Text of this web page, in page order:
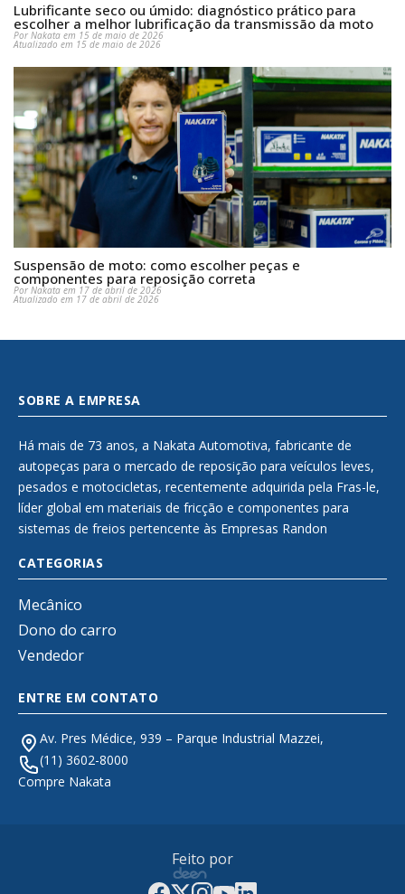
Lubrificante seco ou úmido: diagnóstico prático para
escolher a melhor lubrificação da transmissão da moto
Por Nakata em 15 de maio de 2026
Atualizado em 15 de maio de 2026
Suspensão de moto: como escolher peças e
componentes para reposição correta
Por Nakata em 17 de abril de 2026
Atualizado em 17 de abril de 2026
SOBRE A EMPRESA
Há mais de 73 anos, a Nakata Automotiva, fabricante de
autopeças para o mercado de reposição para veículos leves,
pesados e motocicletas, recentemente adquirida pela Fras-le,
líder global em materiais de fricção e componentes para
sistemas de freios pertencente às Empresas Randon
CATEGORIAS
Mecânico
Dono do carro
Vendedor
ENTRE EM CONTATO
Av. Pres Médice, 939 – Parque Industrial Mazzei,
(11) 3602-8000
Compre Nakata
Feito por